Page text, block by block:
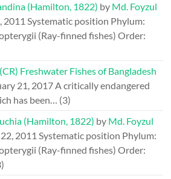
(Hamilton, 1822) by Md. Foyzul
2011 Systematic position Phylum:
(Ray-finned fishes) Order:
Freshwater Fishes of Bangladesh
21, 2017A critically endangered
has been… (3)
(Hamilton, 1822) by Md. Foyzul
2011 Systematic position Phylum:
(Ray-finned fishes) Order: